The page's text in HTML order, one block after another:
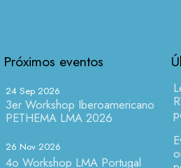
Próximos eventos
24 Sep 2026
3er Workshop Iberoamericano
PETHEMA LMA 2026
26 Nov 2026
4o Workshop LMA Portugal